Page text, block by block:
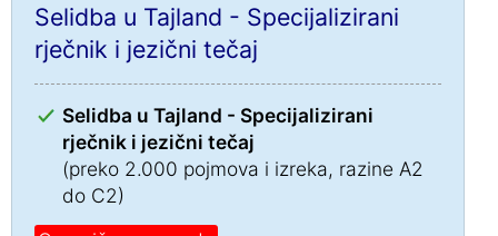
Selidba u Tajland - Specijalizirani
rječnik i jezični tečaj
Selidba u Tajland - Specijalizirani
rječnik i jezični tečaj
(preko 2.000 pojmova i izreka, razine A2
do C2)